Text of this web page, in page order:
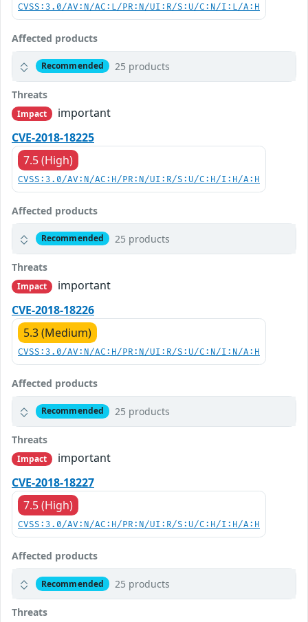
CVSS:3.0/AV:N/AC:L/PR:N/UI:R/S:U/C:N/I:L/A:H
Affected products
Recommended 25 products
Threats
Impact
important
CVE-2018-18225
7.5 (High)
CVSS:3.0/AV:N/AC:H/PR:N/UI:R/S:U/C:H/I:H/A:H
Affected products
Recommended 25 products
Threats
Impact
important
CVE-2018-18226
5.3 (Medium)
CVSS:3.0/AV:N/AC:H/PR:N/UI:R/S:U/C:N/I:N/A:H
Affected products
Recommended 25 products
Threats
Impact
important
CVE-2018-18227
7.5 (High)
CVSS:3.0/AV:N/AC:H/PR:N/UI:R/S:U/C:H/I:H/A:H
Affected products
Recommended 25 products
Threats